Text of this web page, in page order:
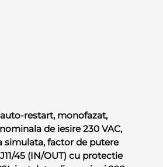
restart, monofazat,
de iesire 230 VAC,
simulata, factor de putere
45 (IN/OUT) cu protectie